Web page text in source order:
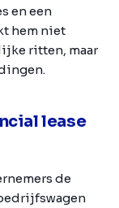
en een
hem niet
ritten, maar
lease
de